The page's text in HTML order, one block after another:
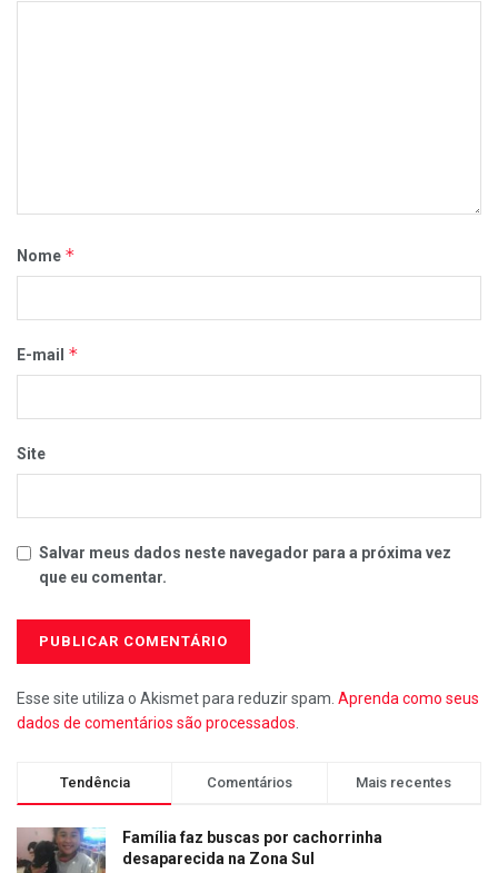
Nome *
E-mail *
Site
Salvar meus dados neste navegador para a próxima vez
que eu comentar.
Esse site utiliza o Akismet para reduzir spam. Aprenda como seus
dados de comentários são processados
Tendência Comentários Mais recentes
Família faz buscas por cachorrinha
desaparecida na Zona Sul